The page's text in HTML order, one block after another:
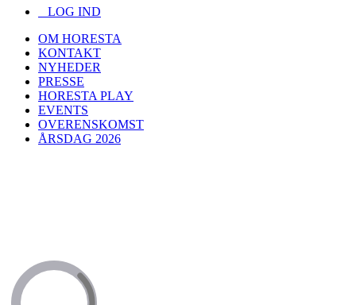
LOG IND
OM HORESTA
KONTAKT
NYHEDER
PRESSE
HORESTA PLAY
EVENTS
OVERENSKOMST
ÅRSDAG 2026